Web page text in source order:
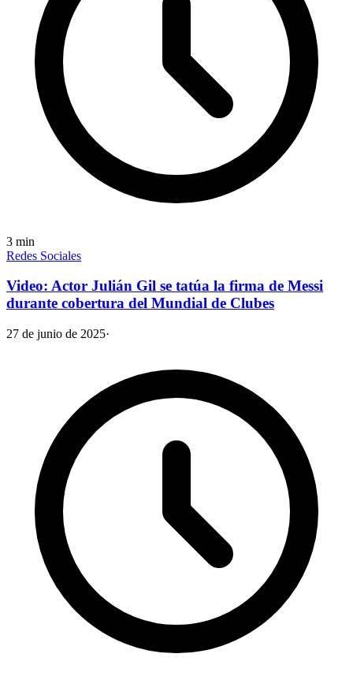
3 min
Redes Sociales
Video: Actor Julián Gil se tatúa la firma de Messi
durante cobertura del Mundial de Clubes
27 de junio de 2025·